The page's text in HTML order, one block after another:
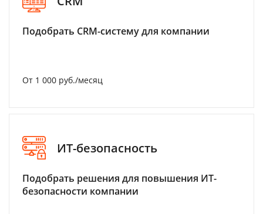
Подобрать CRM-систему для компании
От 1 000 руб./месяц
ИТ-безопасность
Подобрать решения для повышения ИТ-
безопасности компании